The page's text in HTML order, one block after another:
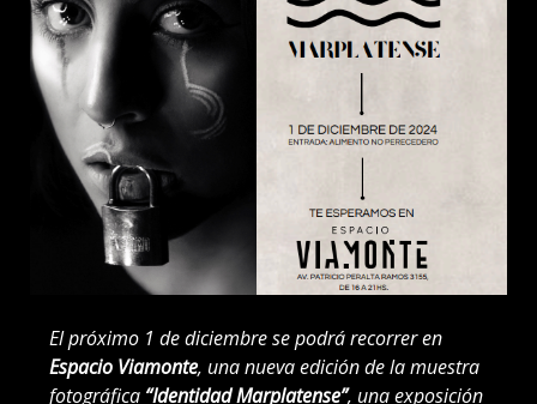
El próximo 1 de diciembre se podrá recorrer en
Espacio Viamonte, una nueva edición de la muestra
fotográfica “Identidad Marplatense”, una exposición